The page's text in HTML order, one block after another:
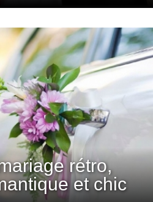
rétro,
et chic